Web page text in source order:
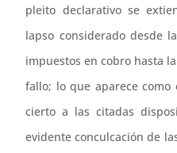
pleito declarativo se
lapso considerado desde
impuestos en cobro hasta
fallo; lo que aparece
cierto a las citadas
evidente conculcación de